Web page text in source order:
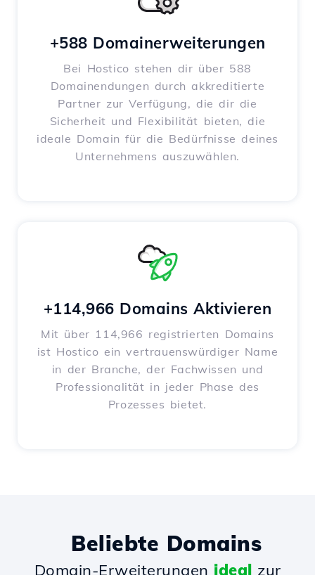
+588 Domainerweiterungen
Bei Hostico stehen dir über 588
Domainendungen durch akkreditierte
Partner zur Verfügung, die dir die
Sicherheit und Flexibilität bieten, die
ideale Domain für die Bedürfnisse deines
Unternehmens auszuwählen.
+114,966 Domains Aktivieren
Mit über 114,966 registrierten Domains
ist Hostico ein vertrauenswürdiger Name
in der Branche, der Fachwissen und
Professionalität in jeder Phase des
Prozesses bietet.
Beliebte Domains
Domain-Erweiterungen ideal zur